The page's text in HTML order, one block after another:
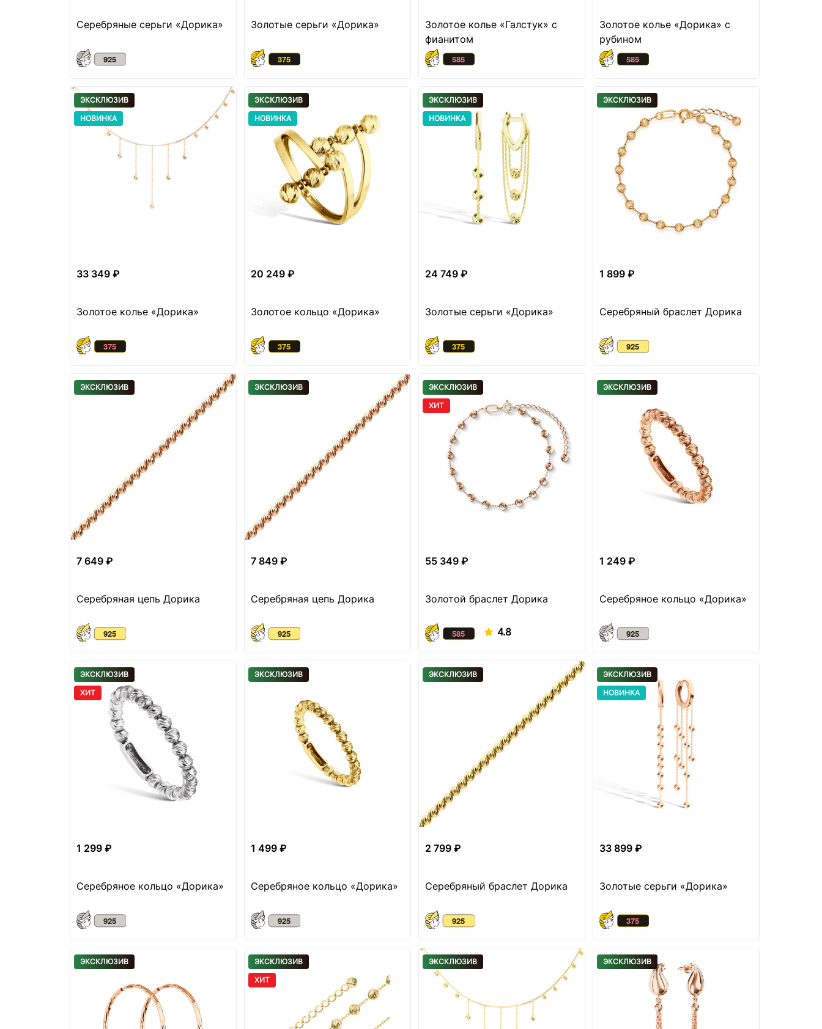
Серебряные серьги «Дорика» Золотые серьги «Дорика»
Золотое колье «Галстук» с
фианитом
Золотое колье «Дорика» с
рубином
ЭКСКЛЮЗИВ
НОВИНКА
33 349 ₽
Золотое колье «Дорика»
ЭКСКЛЮЗИВ
НОВИНКА
20 249 ₽
Золотое кольцо «Дорика»
ЭКСКЛЮЗИВ
НОВИНКА
24 749 ₽
Золотые серьги «Дорика»
ЭКСКЛЮЗИВ
1 899 ₽
Серебряный браслет Дорика
ЭКСКЛЮЗИВ
7 649 ₽
Серебряная цепь Дорика
ЭКСКЛЮЗИВ
7 849 ₽
Серебряная цепь Дорика
ЭКСКЛЮЗИВ
ХИТ
55 349 ₽
Золотой браслет Дорика
4.8
ЭКСКЛЮЗИВ
1 249 ₽
Серебряное кольцо «Дорика»
ЭКСКЛЮЗИВ
ХИТ
1 299 ₽
Серебряное кольцо «Дорика»
ЭКСКЛЮЗИВ
1 499 ₽
Серебряное кольцо «Дорика»
ЭКСКЛЮЗИВ
2 799 ₽
Серебряный браслет Дорика
ЭКСКЛЮЗИВ
НОВИНКА
33 899 ₽
Золотые серьги «Дорика»
ЭКСКЛЮЗИВ
ЭКСКЛЮЗИВ
ХИТ
ЭКСКЛЮЗИВ ЭКСКЛЮЗИВ